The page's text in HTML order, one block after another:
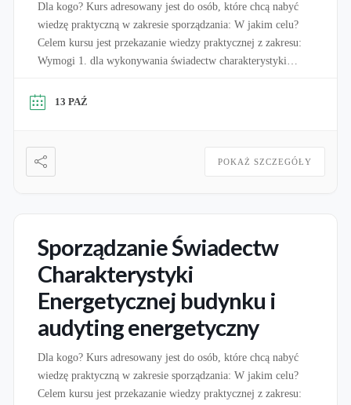
Dla kogo? Kurs adresowany jest do osób, które chcą nabyć
wiedzę praktyczną w zakresie sporządzania: W jakim celu?
Celem kursu jest przekazanie wiedzy praktycznej z zakresu:
Wymogi 1. dla wykonywania świadectw charakterystyki
energetycznej budynków świadectwa charakterystyki
13 PAŹ
POKAŻ SZCZEGÓŁY
Sporządzanie Świadectw
Charakterystyki
Energetycznej budynku i
audyting energetyczny
Dla kogo? Kurs adresowany jest do osób, które chcą nabyć
wiedzę praktyczną w zakresie sporządzania: W jakim celu?
Celem kursu jest przekazanie wiedzy praktycznej z zakresu: